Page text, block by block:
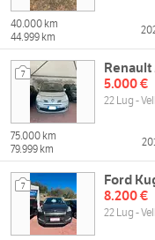
40.000 km
44.999 km
7
Renault
5.000 €
22 Lug -
75.000 km
79.999 km
7
Ford
8.200 €
22 Lug -